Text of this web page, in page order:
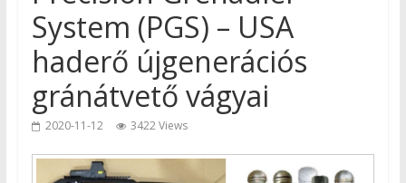
System (PGS) – USA
haderő újgenerációs
gránátvető vágyai
2020-11-12 3422 Views